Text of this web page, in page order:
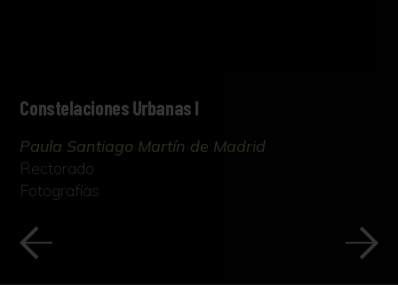
Constelaciones Urbanas I
Paula Santiago Martín de Madrid
Rectorado
Fotografías